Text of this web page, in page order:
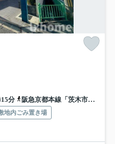
分
阪急京都本線「茨木市」駅 徒歩22分
地内ごみ置き場